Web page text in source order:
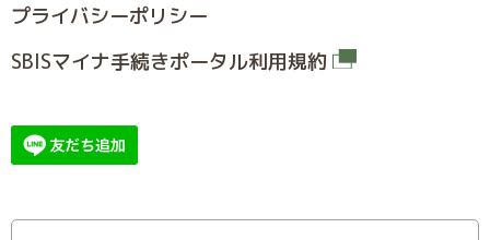
プライバシーポリシー
SBISマイナ⼿続きポータル利⽤規約